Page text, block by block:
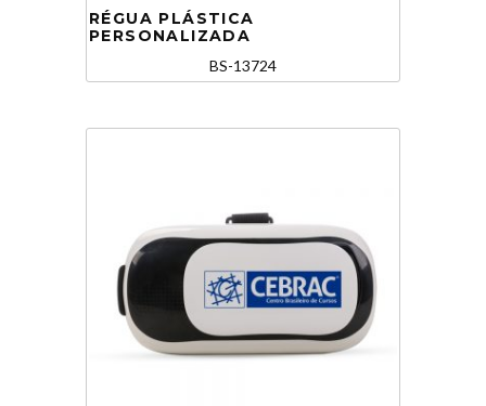
RÉGUA PLÁSTICA
PERSONALIZADA
BS-13724